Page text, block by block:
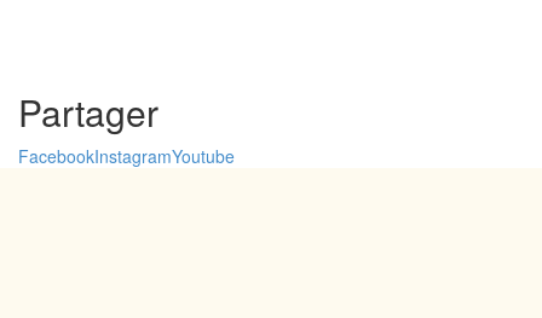
Partager
FacebookInstagramYoutube